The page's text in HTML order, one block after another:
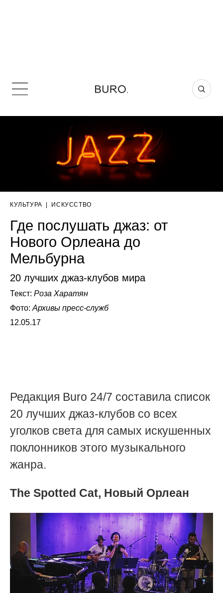
КУЛЬТУРА | ИСКУССТВО
Где послушать джаз: от
Нового Орлеана до
Мельбурна
20 лучших джаз-клубов мира
Текст: Роза Харатян
Фото: Архивы пресс-служб
12.05.17
Редакция Buro 24/7 составила список
20 лучших джаз-клубов со всех
уголков света для самых искушенных
поклонников этого музыкального
жанра.
The Spotted Сat, Новый Орлеан